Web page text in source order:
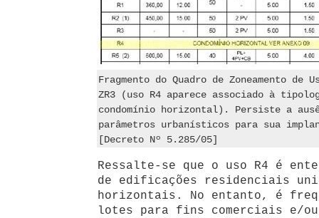
Fragmento do Quadro de Zoneamento de
ZR3 (uso R4 aparece associado à
condomínio horizontal). Persiste a
parâmetros urbanísticos para sua
[Decreto Nº 5.285/05]
Ressalte-se que o uso R4 é
de edificações residenciais
horizontais. No entanto, é
lotes para fins comerciais e/